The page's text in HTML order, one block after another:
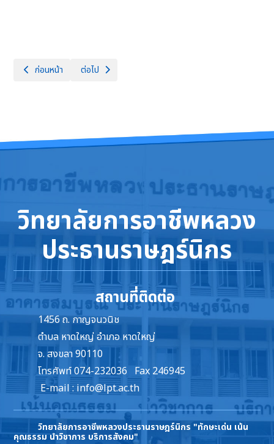
เนื้อหาก่อนหน้า: มอบทุนการศึกษา เนื่องในวันไหว้ครู ประจำปีการศึกษา 2569
ก่อนหน้า เนื้อหาถัดไป: พิธีไหว้สักการะสิ่งศักดิ์สิทธิ์ประจำวิทยาลัย
ต่อไป
วิทยาลัยการอาชีพหลวง
ประธานราษฎร์นิกร
สถานที่ติดต่อ
1456 ถ. กาญจนวนิช
ตำบล หาดใหญ่ อำเภอ หาดใหญ่
จ. สงขลา 90110
โทรศัพท์ 074-232036 Fax 246945
E-mail : info@lpt.ac.th
วิทยาลัยการอาชีพหลวงประธานราษฎร์นิกร "ทักษะเด่น เน้น
คุณธรรม นำวิชาการ บริการสังคม"